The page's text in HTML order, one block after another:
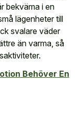
bekväma i en
lägenheter till
svalare väder
än varma, så
Behöver En